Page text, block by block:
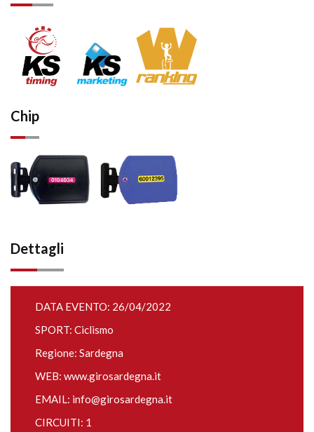
Chip
Dettagli
DATA EVENTO: 26/04/2022
SPORT: Ciclismo
Regione: Sardegna
WEB: www.girosardegna.it
EMAIL: info@girosardegna.it
CIRCUITI: 1